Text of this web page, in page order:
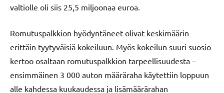
valtiolle oli siis 25,5 miljoonaa euroa.
Romutuspalkkion hyödyntäneet olivat keskimäärin
erittäin tyytyväisiä kokeiluun. Myös kokeilun suuri suosio
kertoo osaltaan romutuspalkkion tarpeellisuudesta –
ensimmäinen 3 000 auton määräraha käytettiin loppuun
alle kahdessa kuukaudessa ja lisämäärärahan